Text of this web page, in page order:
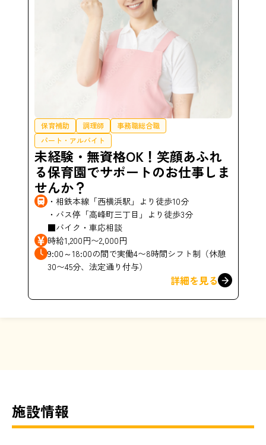
保育補助 調理師
事務職総合職
パート・アルバイト
未経験・無資格OK！笑顔あふれ
る保育園でサポートのお仕事しま
せんか？
・相鉄本線「西横浜駅」より徒歩10分
・バス停「高峰町三丁目」より徒歩3分
■バイク・車応相談
時給1,200円〜2,000円
9:00～18:00の間で実働4〜8時間シフト制（休憩
30〜45分、法定通り付与）
詳細を見る
施設情報